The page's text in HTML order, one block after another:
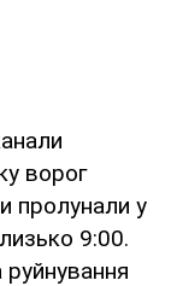
ворог
пролунали у
9:00.